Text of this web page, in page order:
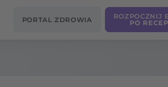
PORTAL ZDROWIA
ROZPOCZNIJ
PO